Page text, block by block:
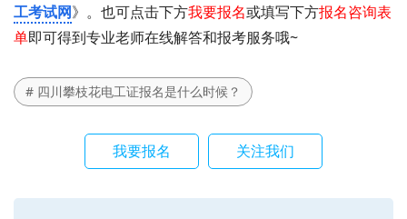
工考试网》。也可点击下方我要报名或填写下方报名咨询表
单即可得到专业老师在线解答和报考服务哦~
# 四川攀枝花电工证报名是什么时候？
我要报名 关注我们